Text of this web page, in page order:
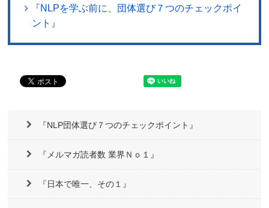
『NLPを学ぶ前に、団体選び７つのチェックポイ
ント』
『NLP団体選び７つのチェックポイント』
『メルマガ読者数 業界Ｎｏ１』
『日本で唯一、その１』